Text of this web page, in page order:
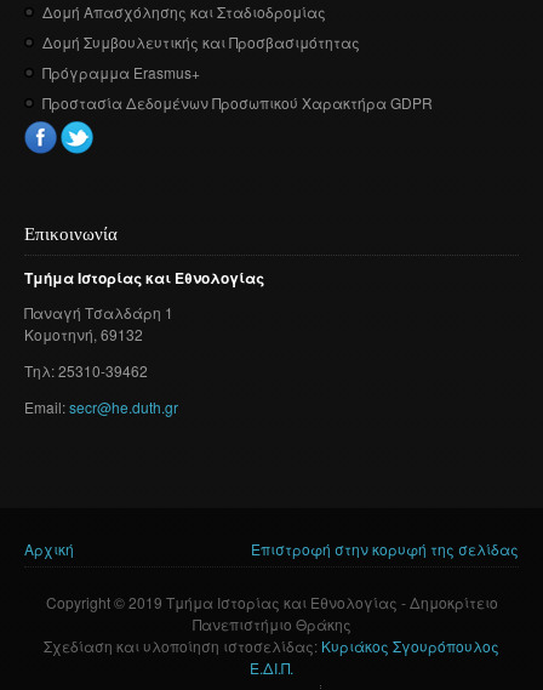
Δομή Απασχόλησης και Σταδιοδρομίας
Δομή Συμβουλευτικής και Προσβασιμότητας
Πρόγραμμα Erasmus+
Προστασία Δεδομένων Προσωπικού Χαρακτήρα GDPR
Επικοινωνία
ΤμήμαΙστορίαςκαι Εθνολογίας
Παναγή Τσαλδάρη 1
Κομοτηνή, 69132
Τηλ: 25310-39462
Email:secr@he.duth.gr
Είστε εδώ
Αρχική Επιστροφή στην κορυφή της σελίδας
Copyright © 2019 Τμήμα Ιστορίας και Εθνολογίας - Δημοκρίτειο
Πανεπιστήμιο Θράκης
Σχεδίαση και υλοποίηση ιστοσελίδας: Κυριάκος Σγουρόπουλος
Ε.ΔΙ.Π.